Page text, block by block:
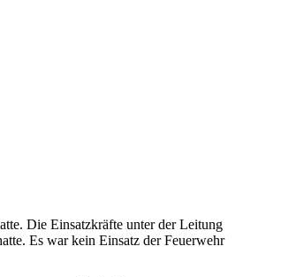
Die Einsatzkräfte unter der Leitung
Es war kein Einsatz der Feuerwehr